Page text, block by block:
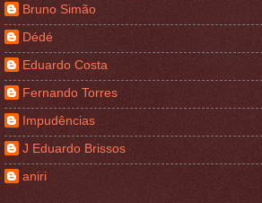
Bruno Simão
Dédé
Eduardo Costa
Fernando Torres
Impudências
J Eduardo Brissos
aniri